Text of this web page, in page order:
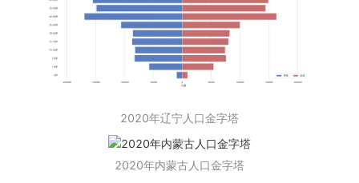
2020年辽宁人口金字塔
2020年内蒙古人口金字塔